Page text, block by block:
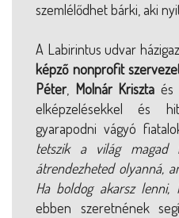
szemlélődhet bárki, aki
A Labirintus udvar
képző nonprofit
Péter Molnár Kriszta és
elképzelésekkel és
gyarapodni vágyó
tetszik a világ magad
átrendezheted olyanná,
Ha boldog akarsz lenni,
ebben szeretnének